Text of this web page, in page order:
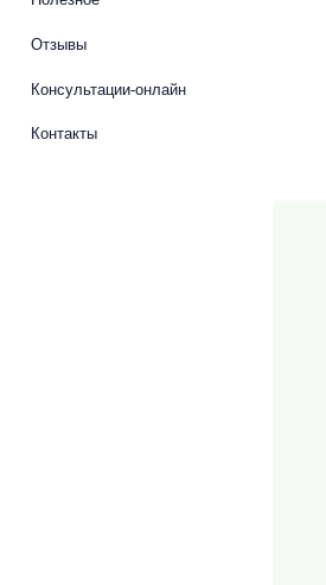
Отзывы
Консультации-онлайн
Контакты